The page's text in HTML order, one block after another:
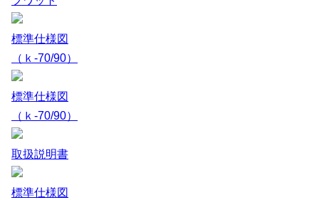
標準仕様図
（ｋ-70/90）
標準仕様図
（ｋ-70/90）
取扱説明書
標準仕様図